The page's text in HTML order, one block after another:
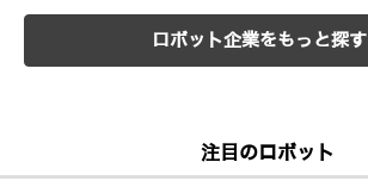
ロボット企業をもっと探す
注目のロボット